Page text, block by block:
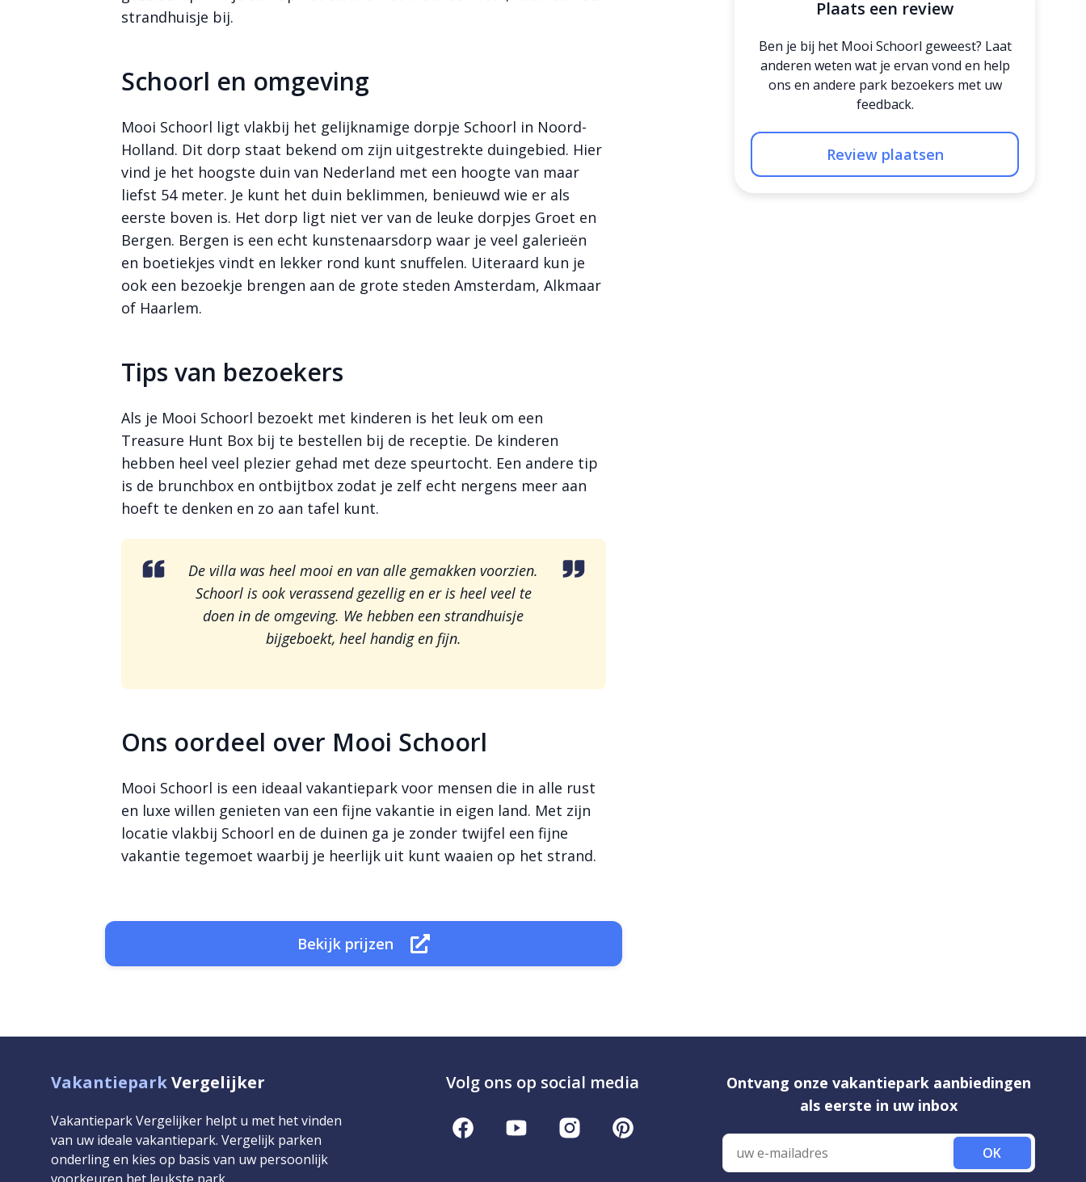
strandhuisje bij.
Schoorl en omgeving
Mooi Schoorl ligt vlakbij het gelijknamige dorpje Schoorl in Noord-
Holland. Dit dorp staat bekend om zijn uitgestrekte duingebied. Hier
vind je het hoogste duin van Nederland met een hoogte van maar
liefst 54 meter. Je kunt het duin beklimmen, benieuwd wie er als
eerste boven is. Het dorp ligt niet ver van de leuke dorpjes Groet en
Bergen. Bergen is een echt kunstenaarsdorp waar je veel galerieën
en boetiekjes vindt en lekker rond kunt snuffelen. Uiteraard kun je
ook een bezoekje brengen aan de grote steden Amsterdam, Alkmaar
of Haarlem.
Tips van bezoekers
Als je Mooi Schoorl bezoekt met kinderen is het leuk om een
Treasure Hunt Box bij te bestellen bij de receptie. De kinderen
hebben heel veel plezier gehad met deze speurtocht. Een andere tip
is de brunchbox en ontbijtbox zodat je zelf echt nergens meer aan
hoeft te denken en zo aan tafel kunt.
De villa was heel mooi en van alle gemakken voorzien.
Schoorl is ook verassend gezellig en er is heel veel te
doen in de omgeving. We hebben een strandhuisje
bijgeboekt, heel handig en fijn.
Ons oordeel over Mooi Schoorl
Mooi Schoorl is een ideaal vakantiepark voor mensen die in alle rust
en luxe willen genieten van een fijne vakantie in eigen land. Met zijn
locatie vlakbij Schoorl en de duinen ga je zonder twijfel een fijne
vakantie tegemoet waarbij je heerlijk uit kunt waaien op het strand.
Bekijk prijzen
Plaats een review
Ben je bij het Mooi Schoorl geweest? Laat
anderen weten wat je ervan vond en help
ons en andere park bezoekers met uw
feedback.
Review plaatsen
VakantieparkVergelijker
Vakantiepark Vergelijker helpt u met het vinden
van uw ideale vakantiepark. Vergelijk parken
onderling en kies op basis van uw persoonlijk
Volg ons op social media
Ontvang onze vakantiepark aanbiedingen
als eerste in uw inbox
OK